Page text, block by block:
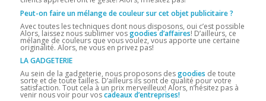
Peut-on faire un mélange de couleur sur cet objet publicitaire ?
Avec toutes les techniques dont nous disposons, oui c’est possible
Alors, laissez nous sublimer vosgoodies d’affaires! D’ailleurs, ce
mélange de couleurs que vous voulez, vous apporte une certaine
originalité. Alors, ne vous en privez pas!
LA GADGETERIE
Au sein de la gadgeterie, nous proposons desgoodies de toute
sorte et de toute tailles. D’ailleurs ils sont de qualité pour votre
satisfaction. Tout cela à un prix merveilleux! Alors, n’hésitez pas à
venir nous voir pour voscadeaux d’entreprises!